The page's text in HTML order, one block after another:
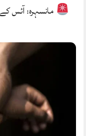
مانسہرہ: آئس